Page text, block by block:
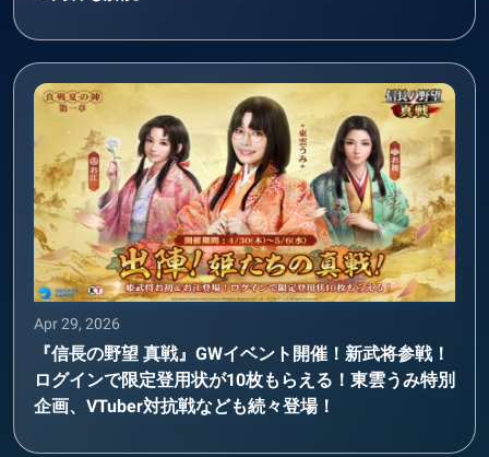
Apr 29, 2026
『信長の野望 真戦』GWイベント開催！新武将参戦！
ログインで限定登用状が10枚もらえる！東雲うみ特別
企画、VTuber対抗戦なども続々登場！